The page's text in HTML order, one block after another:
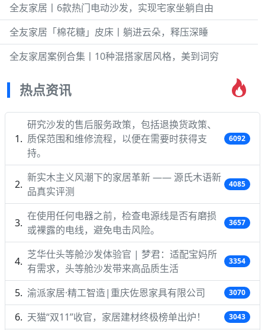
全友家居丨6款热门电动沙发，实现宅家坐躺自由
全友家居「棉花糖」皮床丨躺进云朵，释压深睡
全友家居案例合集丨10种混搭家居风格，美到词穷
热点资讯
研究沙发的售后服务政策，包括退换货政策、
质保范围和维修流程，以便在需要时获得支
持。
6092
新实木主义风潮下的家居革新 —— 源氏木语新
品真实评测
4085
在使用任何电器之前，检查电源线是否有磨损
或裸露的电线，避免电击风险。
3657
芝华仕头等舱沙发体验官 | 梦君：适配宝妈所
有需求，头等舱沙发带来高品质生活
3354
渝派家居·精工智造|重庆佐恩家具有限公司 3070
天猫“双11”收官，家居建材终极榜单出炉！ 3043